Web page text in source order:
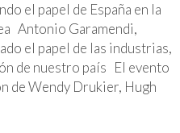
el papel de España en la
Antonio Garamendi,
el papel de las industrias,
de nuestro país El evento
de Wendy Drukier, Hugh